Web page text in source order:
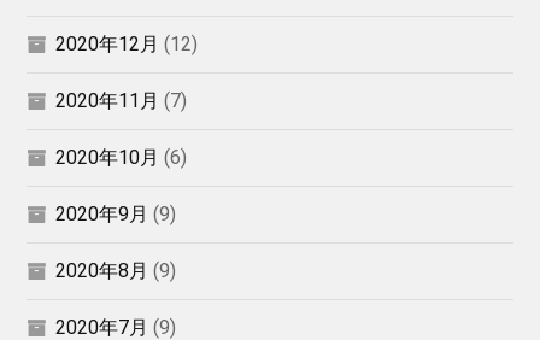
2020年12月 (12)
2020年11月 (7)
2020年10月 (6)
2020年9月 (9)
2020年8月 (9)
2020年7月 (9)